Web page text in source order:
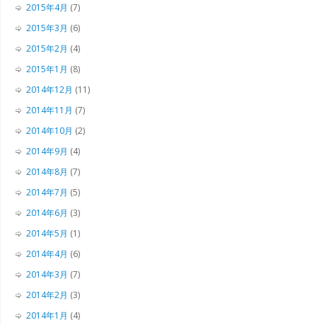
2015年4月 (7)
2015年3月 (6)
2015年2月 (4)
2015年1月 (8)
2014年12月 (11)
2014年11月 (7)
2014年10月 (2)
2014年9月 (4)
2014年8月 (7)
2014年7月 (5)
2014年6月 (3)
2014年5月 (1)
2014年4月 (6)
2014年3月 (7)
2014年2月 (3)
2014年1月 (4)